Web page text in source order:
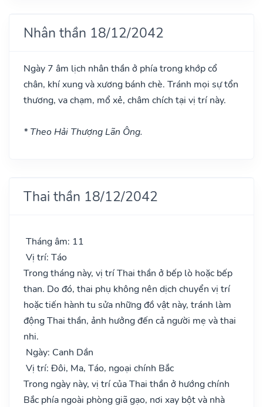
Nhân thần 18/12/2042
Ngày 7 âm lịch nhân thần ở phía trong khớp cổ
chân, khí xung và xương bánh chè. Tránh mọi sự tổn
thương, va chạm, mổ xẻ, châm chích tại vị trí này.
* Theo Hải Thượng Lãn Ông.
Thai thần 18/12/2042
Tháng âm: 11
Vị trí: Táo
Trong tháng này, vị trí Thai thần ở bếp lò hoặc bếp
than. Do đó, thai phụ không nên dịch chuyển vị trí
hoặc tiến hành tu sửa những đồ vật này, tránh làm
động Thai thần, ảnh hưởng đến cả người mẹ và thai
nhi.
Ngày: Canh Dần
Vị trí: Đôi, Ma, Táo, ngoại chính Bắc
Trong ngày này, vị trí của Thai thần ở hướng chính
Bắc phía ngoài phòng giã gạo, nơi xay bột và nhà